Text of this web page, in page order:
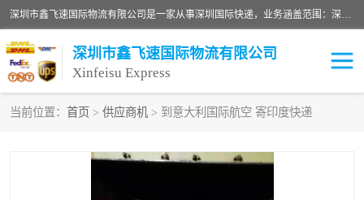
深圳市鑫飞速国际物流有限公司是一家从事深圳国际快递，业务涵盖范围：深圳DHL国际快递、深圳国际快递公司、深圳国际物流公司、深圳国际快递、深圳DHL国际快递电话可拨打全国服务热线：15019287411。欢迎各位亲来人来电到我司洽谈合作。
深圳市鑫飞速国际物流有限公司
Xinfeisu Express
当前位置： 首页 > 供应商机 > 到意大利国际航空 寄印度快递